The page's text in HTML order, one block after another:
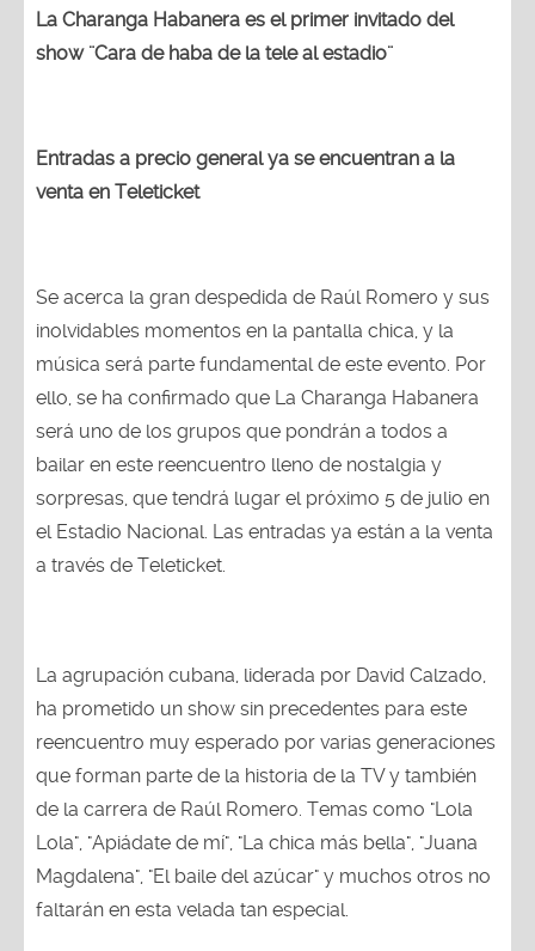
La Charanga Habanera es el primer invitado del
show ¨Cara de haba de la tele al estadio¨
Entradas a precio general ya se encuentran a la
venta en Teleticket
Se acerca la gran despedida de Raúl Romero y sus
inolvidables momentos en la pantalla chica, y la
música será parte fundamental de este evento. Por
ello, se ha confirmado que La Charanga Habanera
será uno de los grupos que pondrán a todos a
bailar en este reencuentro lleno de nostalgia y
sorpresas, que tendrá lugar el próximo 5 de julio en
el Estadio Nacional. Las entradas ya están a la venta
a través de Teleticket.
La agrupación cubana, liderada por David Calzado,
ha prometido un show sin precedentes para este
reencuentro muy esperado por varias generaciones
que forman parte de la historia de la TV y también
de la carrera de Raúl Romero. Temas como "Lola
Lola", "Apiádate de mí", "La chica más bella", "Juana
Magdalena", "El baile del azúcar" y muchos otros no
faltarán en esta velada tan especial.